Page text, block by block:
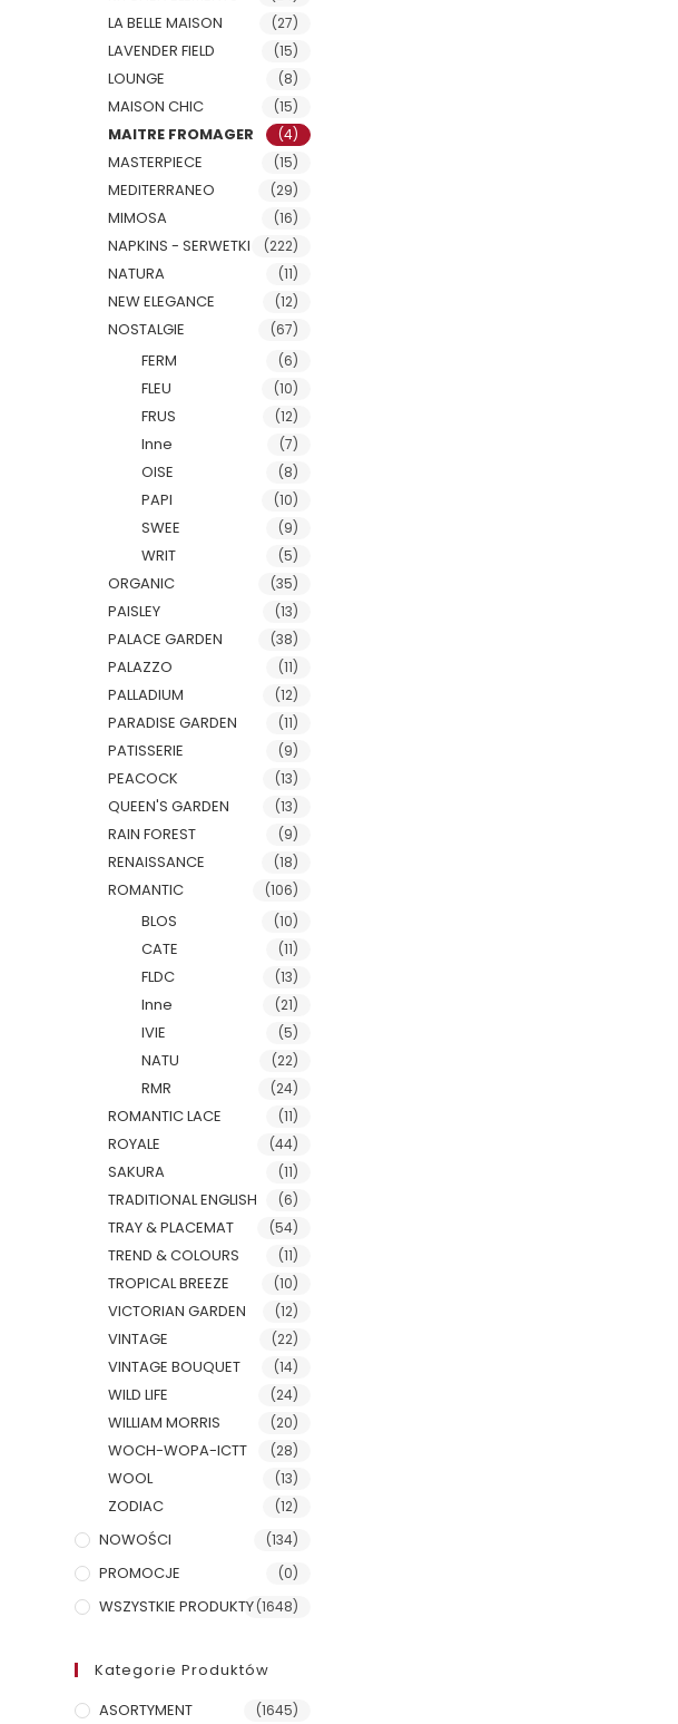
LA BELLE MAISON (27)
LAVENDER FIELD (15)
LOUNGE (8)
MAISON CHIC (15)
MAITRE FROMAGER (4)
MASTERPIECE (15)
MEDITERRANEO (29)
MIMOSA (16)
NAPKINS - SERWETKI (222)
NATURA (11)
NEW ELEGANCE (12)
NOSTALGIE (67)
FERM (6)
FLEU (10)
FRUS (12)
Inne (7)
OISE (8)
PAPI (10)
SWEE (9)
WRIT (5)
ORGANIC (35)
PAISLEY (13)
PALACE GARDEN (38)
PALAZZO (11)
PALLADIUM (12)
PARADISE GARDEN (11)
PATISSERIE (9)
PEACOCK (13)
QUEEN'S GARDEN (13)
RAIN FOREST (9)
RENAISSANCE (18)
ROMANTIC (106)
BLOS (10)
CATE (11)
FLDC (13)
Inne (21)
IVIE (5)
NATU (22)
RMR (24)
ROMANTIC LACE (11)
ROYALE (44)
SAKURA (11)
TRADITIONAL ENGLISH (6)
TRAY & PLACEMAT (54)
TREND & COLOURS (11)
TROPICAL BREEZE (10)
VICTORIAN GARDEN (12)
VINTAGE (22)
VINTAGE BOUQUET (14)
WILD LIFE (24)
WILLIAM MORRIS (20)
WOCH-WOPA-ICTT (28)
WOOL (13)
ZODIAC (12)
NOWOŚCI (134)
PROMOCJE (0)
WSZYSTKIE PRODUKTY(1648)
Kategorie Produktów
ASORTYMENT
(1645)